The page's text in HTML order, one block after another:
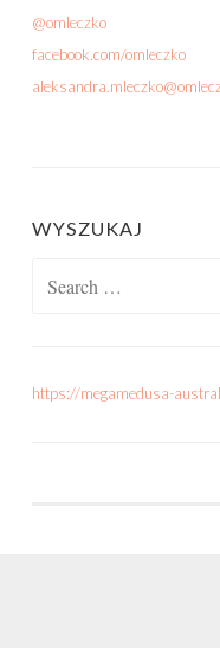
@omleczko
facebook.com/omleczko
WYSZUKAJ
https://megamedusa-